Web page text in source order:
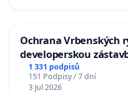
Ochrana Vrbenských
developerskou
1 331 podpisů
151 Podpisy / 7 dní
3 Jul 2026